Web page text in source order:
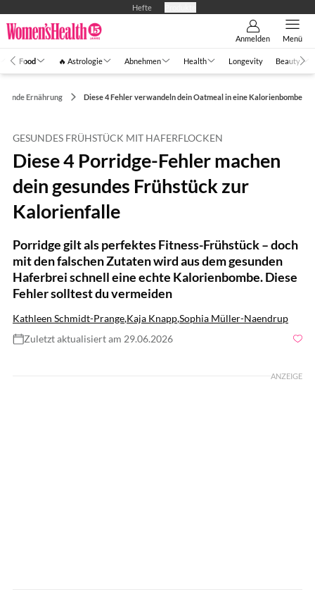
Hefte
Anmelden Menü
Food 🔥 Astrologie Abnehmen Health Longevity Beauty
Ernährung Diese 4 Fehler verwandeln dein Oatmeal in eine Kalorienbombe
GESUNDES FRÜHSTÜCK MIT HAFERFLOCKEN
Diese 4 Porridge-Fehler machen
dein gesundes Frühstück zur
Kalorienfalle
Porridge gilt als perfektes Fitness-Frühstück – doch
mit den falschen Zutaten wird aus dem gesunden
Haferbrei schnell eine echte Kalorienbombe. Diese
Fehler solltest du vermeiden
Kathleen Schmidt-Prange,Kaja Knapp,Sophia Müller-Naendrup
Zuletzt aktualisiert am 29.06.2026
ANZEIGE